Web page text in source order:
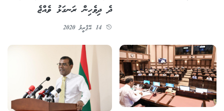
ދެ ދިވެހިން ރަނގަޅު ވެއްޖެ
14 އޭޕްރީލު 2020